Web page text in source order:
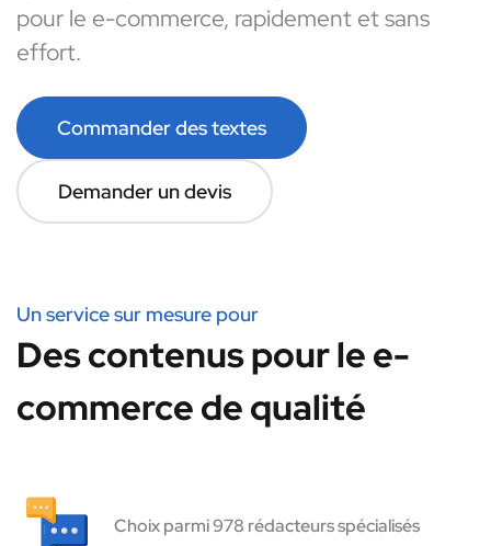
pour le e-commerce, rapidement et sans
effort.
Commander des textes
Demander un devis
Un service sur mesure pour
Des contenus pour le e-
commerce de qualité
Choix parmi 978 rédacteurs spécialisés